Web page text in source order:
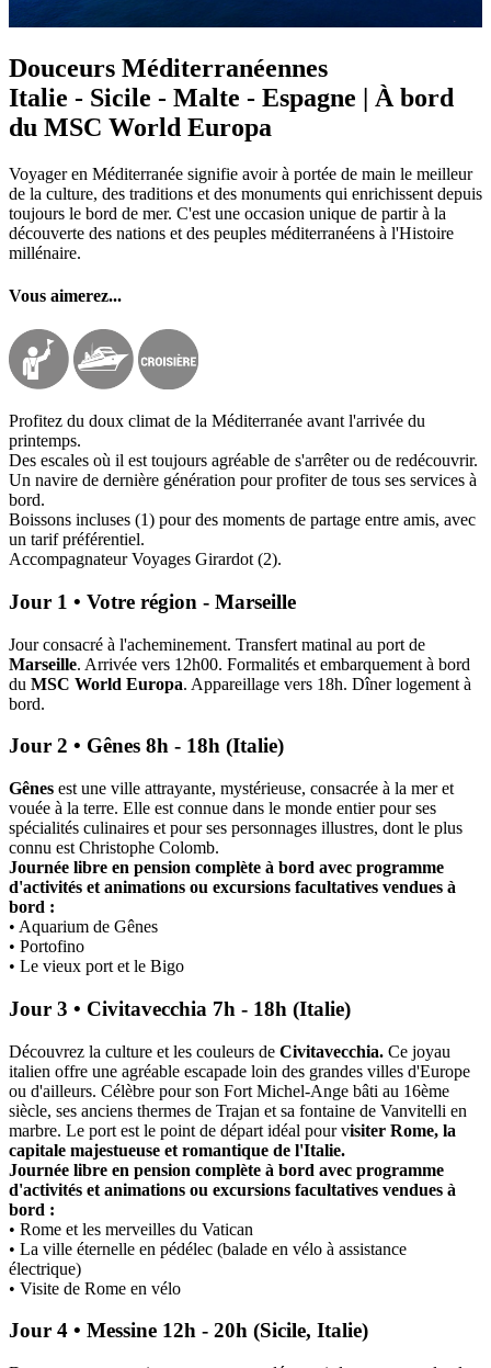
Douceurs Méditerranéennes
Italie - Sicile - Malte - Espagne | À bord
du MSC World Europa
Voyager en Méditerranée signifie avoir à portée de main le meilleur
de la culture, des traditions et des monuments qui enrichissent depuis
toujours le bord de mer. C'est une occasion unique de partir à la
découverte des nations et des peuples méditerranéens à l'Histoire
millénaire.
Vous aimerez...
Profitez du doux climat de la Méditerranée avant l'arrivée du
printemps.
Des escales où il est toujours agréable de s'arrêter ou de redécouvrir.
Un navire de dernière génération pour profiter de tous ses services à
bord.
Boissons incluses (1) pour des moments de partage entre amis, avec
un tarif préférentiel.
Accompagnateur Voyages Girardot (2).
Jour 1 • Votre région - Marseille
Jour consacré à l'acheminement. Transfert matinal au port de
Marseille. Arrivée vers 12h00. Formalités et embarquement à bord
du MSC World Europa. Appareillage vers 18h. Dîner logement à
bord.
Jour 2 • Gênes 8h - 18h (Italie)
Gênes est une ville attrayante, mystérieuse, consacrée à la mer et
vouée à la terre. Elle est connue dans le monde entier pour ses
spécialités culinaires et pour ses personnages illustres, dont le plus
connu est Christophe Colomb.
Journée libre en pension complète à bord avec programme
d'activités et animations ou excursions facultatives vendues à
bord :
• Aquarium de Gênes
• Portofino
• Le vieux port et le Bigo
Jour 3 • Civitavecchia 7h - 18h (Italie)
Découvrez la culture et les couleurs de Civitavecchia. Ce joyau
italien offre une agréable escapade loin des grandes villes d'Europe
ou d'ailleurs. Célèbre pour son Fort Michel-Ange bâti au 16ème
siècle, ses anciens thermes de Trajan et sa fontaine de Vanvitelli en
marbre. Le port est le point de départ idéal pour visiter Rome, la
capitale majestueuse et romantique de l'Italie.
Journée libre en pension complète à bord avec programme
d'activités et animations ou excursions facultatives vendues à
bord :
• Rome et les merveilles du Vatican
• La ville éternelle en pédélec (balade en vélo à assistance
électrique)
• Visite de Rome en vélo
Jour 4 • Messine 12h - 20h (Sicile, Italie)